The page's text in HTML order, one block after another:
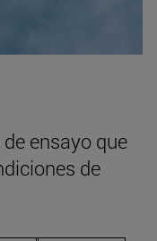
ensayo que
de